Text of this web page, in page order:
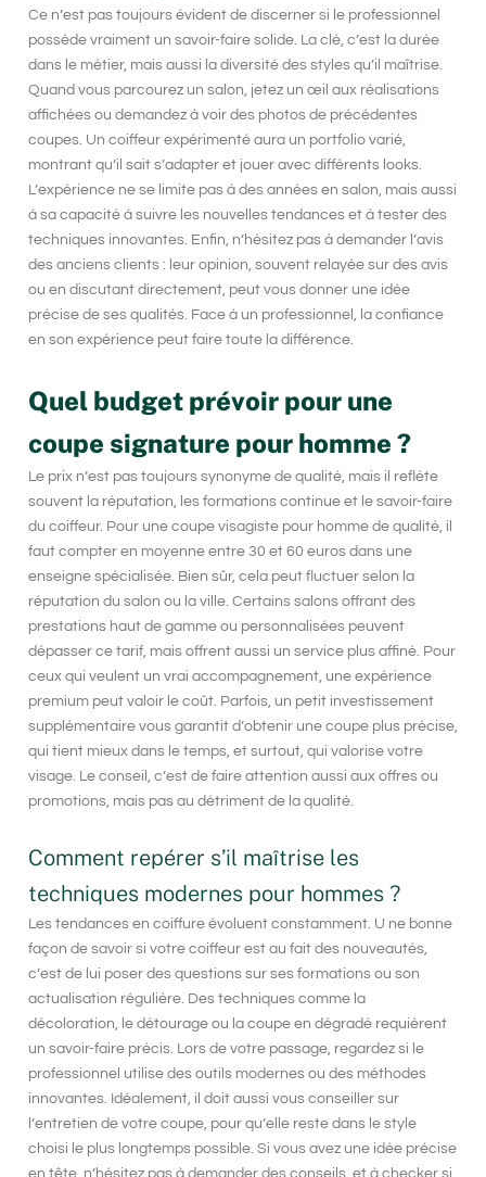
Ce n’est pas toujours évident de discerner si le professionnel
possède vraiment un savoir-faire solide. La clé, c’est la durée
dans le métier, mais aussi la diversité des styles qu’il maîtrise.
Quand vous parcourez un salon, jetez un œil aux réalisations
affichées ou demandez à voir des photos de précédentes
coupes. Un coiffeur expérimenté aura un portfolio varié,
montrant qu’il sait s’adapter et jouer avec différents looks.
L’expérience ne se limite pas à des années en salon, mais aussi
à sa capacité à suivre les nouvelles tendances et à tester des
techniques innovantes. Enfin, n’hésitez pas à demander l’avis
des anciens clients : leur opinion, souvent relayée sur des avis
ou en discutant directement, peut vous donner une idée
précise de ses qualités. Face à un professionnel, la confiance
en son expérience peut faire toute la différence.
Quel budget prévoir pour une
coupe signature pour homme ?
Le prix n’est pas toujours synonyme de qualité, mais il reflète
souvent la réputation, les formations continue et le savoir-faire
du coiffeur. Pour une coupe visagiste pour homme de qualité , il
faut compter en moyenne entre 30 et 60 euros dans une
enseigne spécialisée. Bien sûr, cela peut fluctuer selon la
réputation du salon ou la ville. Certains salons offrant des
prestations haut de gamme ou personnalisées peuvent
dépasser ce tarif, mais offrent aussi un service plus affiné. Pour
ceux qui veulent un vrai accompagnement, une expérience
premium peut valoir le coût. Parfois, un petit investissement
supplémentaire vous garantit d’obtenir une coupe plus précise,
qui tient mieux dans le temps, et surtout, qui valorise votre
visage. Le conseil, c’est de faire attention aussi aux offres ou
promotions, mais pas au détriment de la qualité.
Comment repérer s’il maîtrise les
techniques modernes pour hommes ?
Les tendances en coiffure évoluent constamment. U ne bonne
façon de savoir si votre coiffeur est au fait des nouveautés,
c’est de lui poser des questions sur ses formations ou son
actualisation régulière. Des techniques comme la
décoloration, le détourage ou la coupe en dégradé requièrent
un savoir-faire précis. Lors de votre passage, regardez si le
professionnel utilise des outils modernes ou des méthodes
innovantes. Idéalement, il doit aussi vous conseiller sur
l’entretien de votre coupe, pour qu’elle reste dans le style
choisi le plus longtemps possible. Si vous avez une idée précise